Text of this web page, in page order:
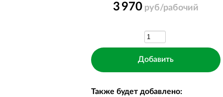
3 970 руб/рабочий
Также будет добавлено: